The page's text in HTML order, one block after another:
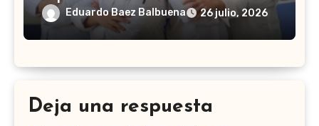
Eduardo Baez Balbuena 26 julio, 2026
Deja una respuesta